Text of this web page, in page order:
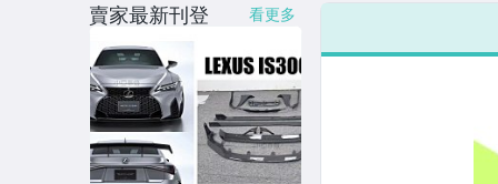
LED側燈.晶鑽.燻黑.黃側燈
原廠型尾燈.紅白晶鑽尾燈
黑框尾燈.圓燈型尾燈.LED尾燈
前後保桿側燈.後保桿LED反光片
賣家最新刊登 看更多